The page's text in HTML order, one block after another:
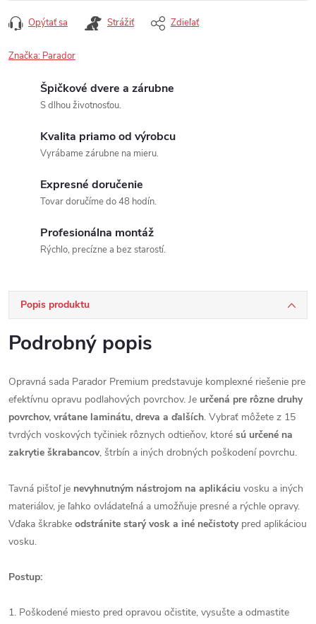
Opýtať sa Strážiť Zdieľať
Značka: Parador
Špičkové dvere a zárubne
S dlhou životnosťou.
Kvalita priamo od výrobcu
Vyrábame zárubne na mieru.
Expresné doručenie
Tovar doručíme do 48 hodín.
Profesionálna montáž
Rýchlo, precízne a bez starostí.
Popis produktu
Podrobný popis
Opravná sada Parador Premium predstavuje komplexné riešenie pre
efektívnu opravu podlahových povrchov. Je určená pre rôzne druhy
povrchov, vrátane laminátu, dreva a ďalších. Vybrať môžete z 15
tvrdých voskových tyčiniek rôznych odtieňov, ktoré sú určené na
zakrytie škrabancov, štrbín a iných drobných poškodení povrchu.
Tavná pištoľ je nevyhnutným nástrojom na aplikáciu vosku a iných
materiálov, je ľahko ovládateľná a umožňuje presné a rýchle opravy.
Vďaka škrabke odstránite starý vosk a iné nečistotypred aplikáciou
vosku.
Postup:
1. Poškodené miesto pred opravou očistite, vysušte a odmastite